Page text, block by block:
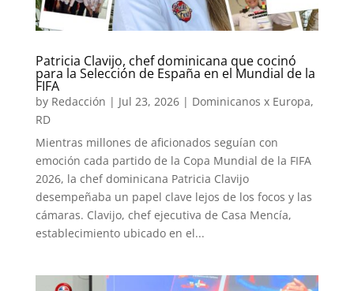
Patricia Clavijo, chef dominicana que cocinó
para la Selección de España en el Mundial de la
FIFA
by Redacción | Jul 23, 2026| Dominicanos x Europa,
RD
Mientras millones de aficionados seguían con
emoción cada partido de la Copa Mundial de la FIFA
2026, la chef dominicana Patricia Clavijo
desempeñaba un papel clave lejos de los focos y las
cámaras. Clavijo, chef ejecutiva de Casa Mencía,
establecimiento ubicado en el...